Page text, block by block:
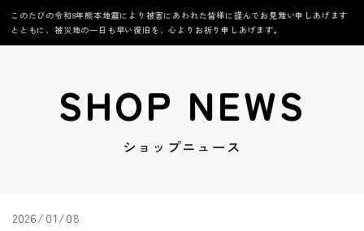
このたびの令和8年熊本地震により被害にあわれた皆様に謹んでお見舞い申しあげます
とともに、被災地の一日も早い復旧を、心よりお祈り申しあげます。
SHOP NEWS
ショップニュース
2026/01/08